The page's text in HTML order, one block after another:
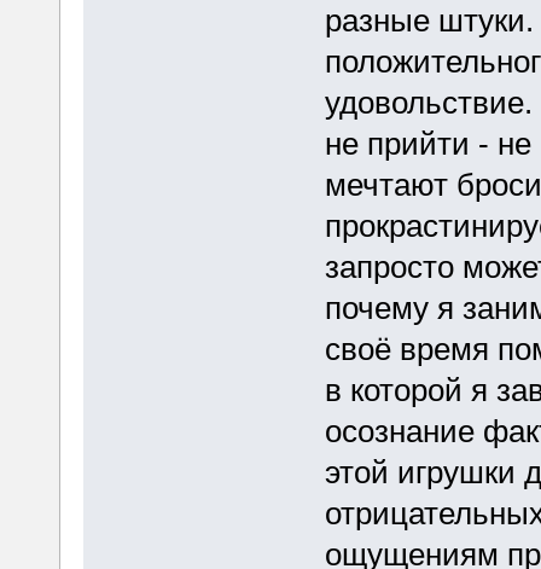
разные
не прийти -
мечтают
запросто
почему я
своё время
в которой я
осознание
этой игрушки
ощущениям